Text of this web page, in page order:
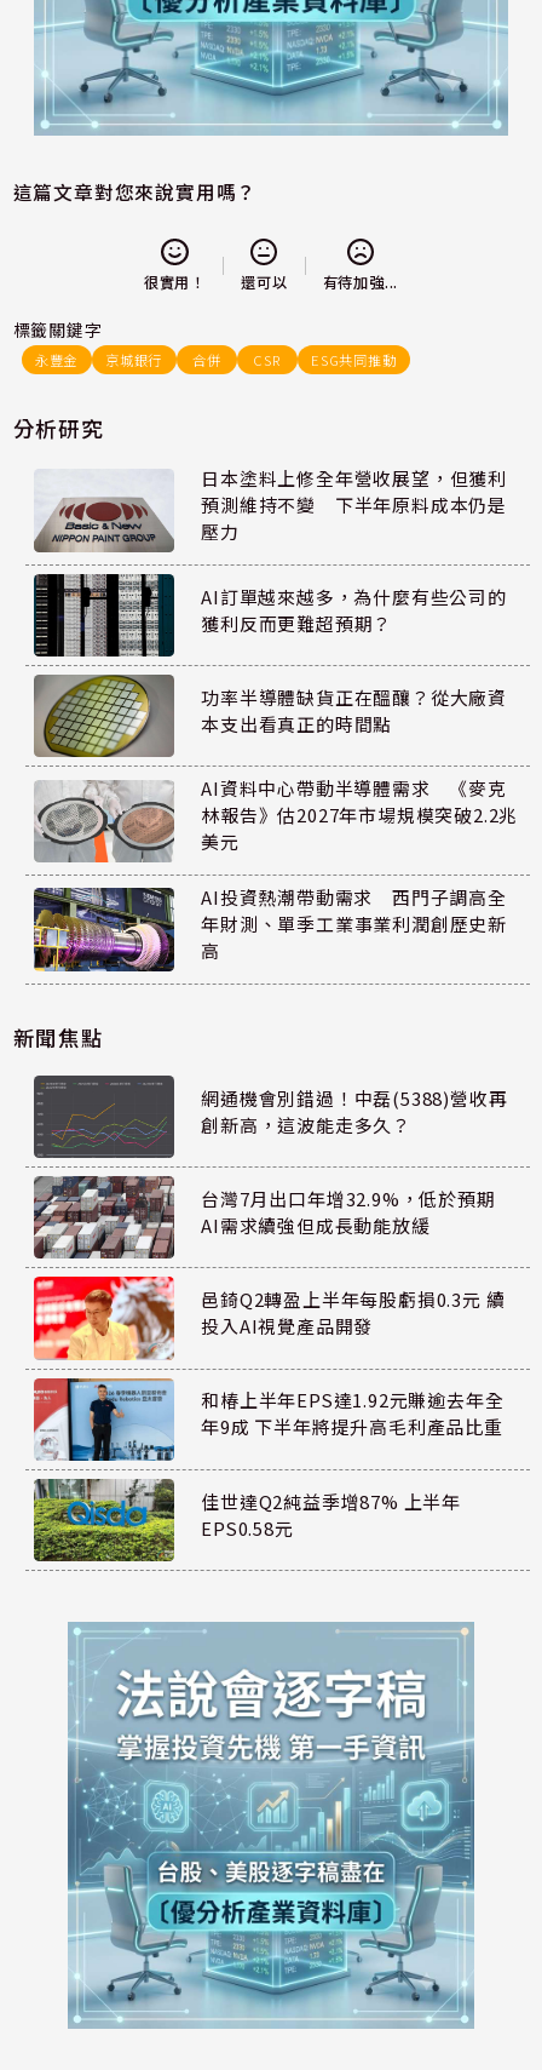
這篇文章對您來說實用嗎？
很實用！ 還可以 有待加強...
標籤關鍵字
永豐金 京城銀行 合併 CSR ESG共同推動
分析研究
日本塗料上修全年營收展望，但獲利
預測維持不變 下半年原料成本仍是
壓力
AI訂單越來越多，為什麼有些公司的
獲利反而更難超預期？
功率半導體缺貨正在醞釀？從大廠資
本支出看真正的時間點
AI資料中心帶動半導體需求 《麥克
林報告》估2027年市場規模突破2.2兆
美元
AI投資熱潮帶動需求 西門子調高全
年財測、單季工業事業利潤創歷史新
高
新聞焦點
網通機會別錯過！中磊(5388)營收再
創新高，這波能走多久？
台灣7月出口年增32.9%，低於預期
AI需求續強但成長動能放緩
邑錡Q2轉盈上半年每股虧損0.3元 續
投入AI視覺產品開發
和椿上半年EPS達1.92元賺逾去年全
年9成 下半年將提升高毛利產品比重
佳世達Q2純益季增87% 上半年
EPS0.58元